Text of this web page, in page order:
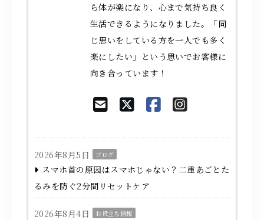
ら体が楽になり、心まで気持ち良く
生活できるようになりました。「同
じ思いをしている方を一人でも多く
楽にしたい」という思いでお客様に
向き合っています！
2026年8月5日 ブログ
スマホ首の原因はスマホじゃない？二重あごとた
るみを防ぐ2分間リセットケア
2026年8月4日 お役立ち情報